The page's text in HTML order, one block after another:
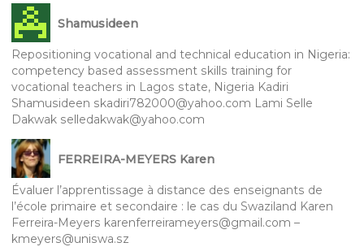
Shamusideen
Repositioning vocational and technical education in Nigeria:
competency based assessment skills training for
vocational teachers in Lagos state, Nigeria Kadiri
Shamusideen skadiri782000@yahoo.com Lami Selle
Dakwak selledakwak@yahoo.com
FERREIRA-MEYERS Karen
Évaluer l’apprentissage à distance des enseignants de
l’école primaire et secondaire : le cas du Swaziland Karen
Ferreira-Meyers karenferreirameyers@gmail.com –
kmeyers@uniswa.sz